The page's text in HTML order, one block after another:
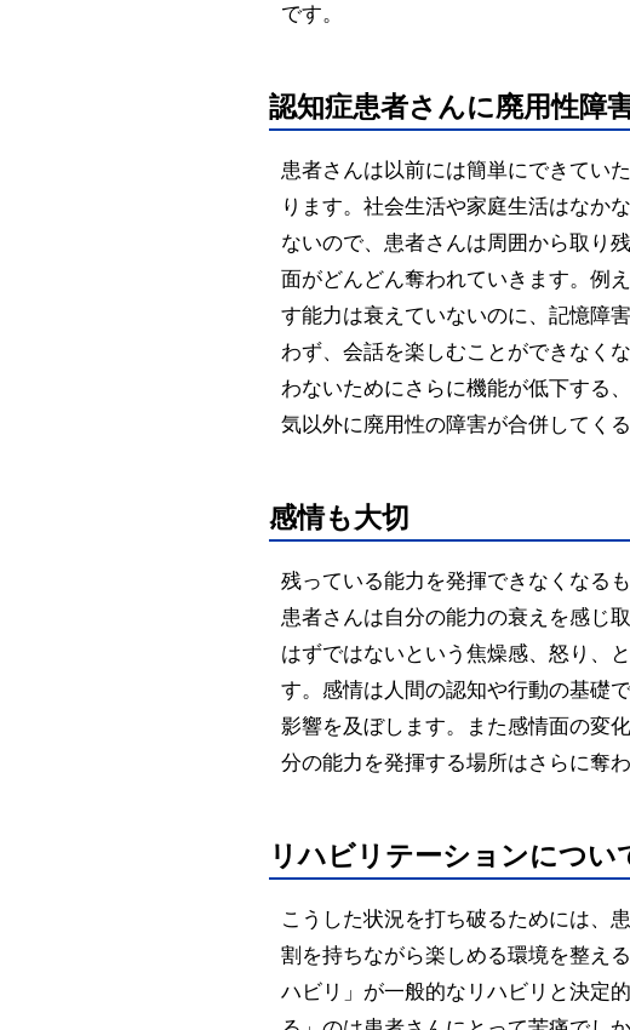
です。
認知症患者さんに廃用性障
患者さんは以前には簡単にできてい
ります。社会生活や家庭生活はなか
ないので、患者さんは周囲から取り
面がどんどん奪われていきます。例
す能力は衰えていないのに、記憶障
わず、会話を楽しむことができなく
わないためにさらに機能が低下する
気以外に廃用性の障害が合併してくる
感情も大切
残っている能力を発揮できなくなる
患者さんは自分の能力の衰えを感じ
はずではないという焦燥感、怒り、
す。感情は人間の認知や行動の基礎
影響を及ぼします。また感情面の変
分の能力を発揮する場所はさらに奪わ
リハビリテーションについ
こうした状況を打ち破るためには、
割を持ちながら楽しめる環境を整え
ハビリ」が一般的なリハビリと決定